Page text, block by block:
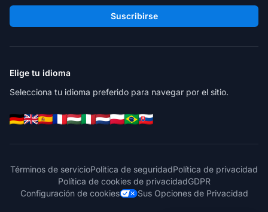
Suscribirse
Elige tu idioma
Selecciona tu idioma preferido para navegar por el sitio.
Términos de servicioPolítica de seguridadPolítica de privacidad
Política de cookies de privacidadGDPR
Configuración de cookies
Sus Opciones de Privacidad